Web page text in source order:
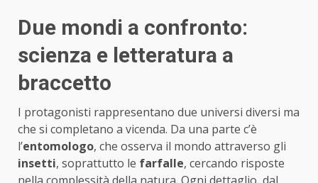
Due mondi a confronto:
scienza e letteratura a
braccetto
I protagonisti rappresentano due universi diversi ma
che si completano a vicenda. Da una parte c’è
l’entomologo, che osserva il mondo attraverso gli
insetti, soprattutto le farfalle, cercando risposte